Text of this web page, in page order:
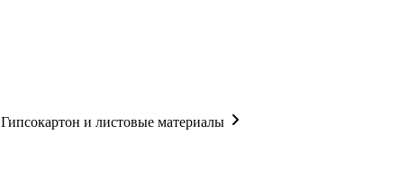
Гипсокартон и листовые материалы